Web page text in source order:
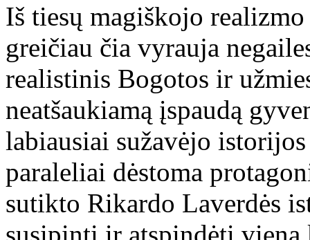
Iš tiesų magiškojo realizmo
greičiau čia vyrauja
realistinis Bogotos ir
neatšaukiamą įspaudą
labiausiai sužavėjo
paraleliai dėstoma
sutikto Rikardo Laverdės
susipinti ir atspindėti